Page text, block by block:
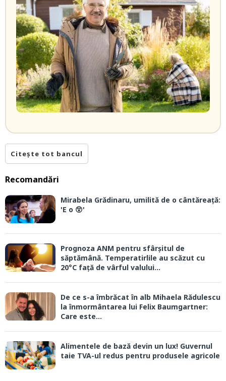
Citește tot bancul
Recomandări
Mirabela Grădinaru, umilită de o cântăreață:
'E o 😲'
Prognoza ANM pentru sfârșitul de
săptămână. Temperatirlile au scăzut cu
20°C față de vârful valului...
De ce s-a îmbrăcat în alb Mihaela Rădulescu
la înmormântarea lui Felix Baumgartner:
Care este...
Alimentele de bază devin un lux! Guvernul
taie TVA-ul redus pentru produsele agricole